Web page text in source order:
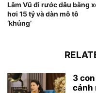
Lâm Vũ đi rước dâu bằng
hơi 15 tỷ và dàn mô tô
‘khủng’
3
cảnh